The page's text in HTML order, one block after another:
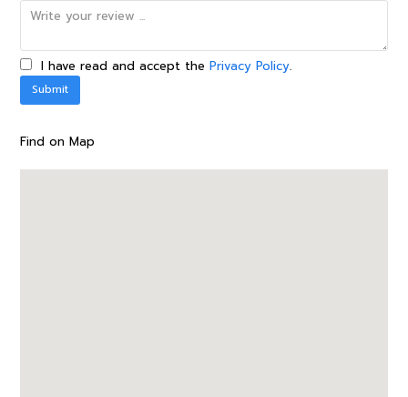
I have read and accept thePrivacy Policy.
Find on Map